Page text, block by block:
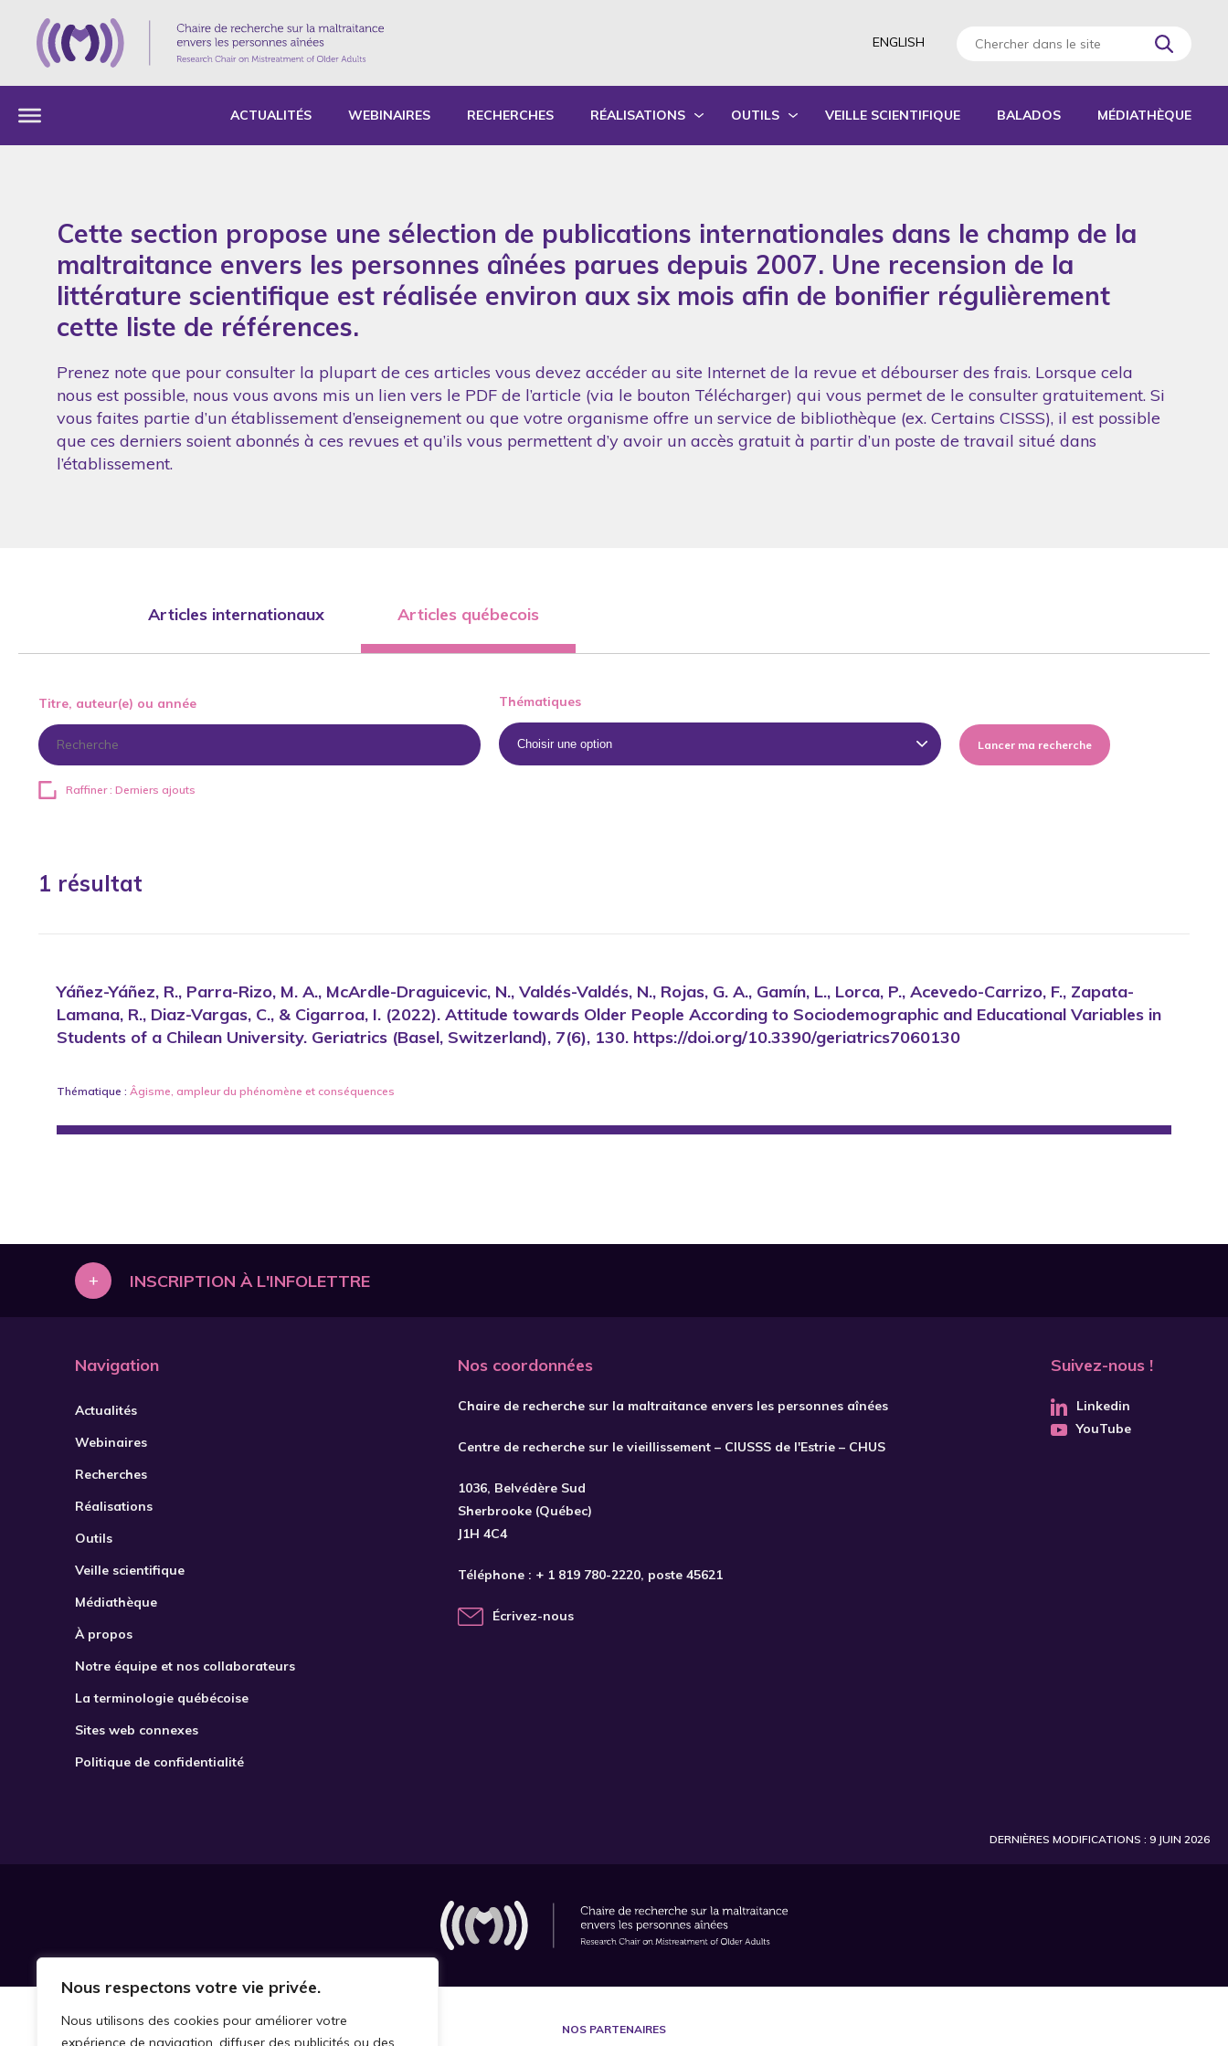
Nous respectons votre vie privée.
Nous utilisons des cookies pour améliorer votre
expérience de navigation, diffuser des publicités ou des
ENGLISH
ACTUALITÉS WEBINAIRES RECHERCHES RÉALISATIONS
SYNTHÈSE DES RAPPORTS ANNUELS D’ACTIVITÉS
OUTILS
FORMATIONS
VEILLE SCIENTIFIQUE BALADOS MÉDIATHÈQUE
Cette section propose une sélection de publications internationales dans le champ de la
maltraitance envers les personnes aînées parues depuis 2007. Une recension de la
littérature scientifique est réalisée environ aux six mois afin de bonifier régulièrement
cette liste de références.
Prenez note que pour consulter la plupart de ces articles vous devez accéder au site Internet de la revue et débourser des frais. Lorsque cela
nous est possible, nous vous avons mis un lien vers le PDF de l’article (via le bouton Télécharger) qui vous permet de le consulter gratuitement. Si
vous faites partie d’un établissement d’enseignement ou que votre organisme offre un service de bibliothèque (ex. Certains CISSS), il est possible
que ces derniers soient abonnés à ces revues et qu’ils vous permettent d’y avoir un accès gratuit à partir d’un poste de travail situé dans
l’établissement.
Articles internationaux Articles québecois
Titre, auteur(e) ou année Thématiques
Lancer ma recherche
Raffiner : Derniers ajouts
1 résultat
Yáñez-Yáñez, R., Parra-Rizo, M. A., McArdle-Draguicevic, N., Valdés-Valdés, N., Rojas, G. A., Gamín, L., Lorca, P., Acevedo-Carrizo, F., Zapata-
Lamana, R., Diaz-Vargas, C., & Cigarroa, I. (2022). Attitude towards Older People According to Sociodemographic and Educational Variables in
Students of a Chilean University. Geriatrics (Basel, Switzerland), 7(6), 130. https://doi.org/10.3390/geriatrics7060130
Thématique : Âgisme, ampleur du phénomène et conséquences
+ INSCRIPTION À L'INFOLETTRE
Navigation
Actualités
Webinaires
Recherches
Réalisations
Outils
Veille scientifique
Médiathèque
À propos
Notre équipe et nos collaborateurs
La terminologie québécoise
Sites web connexes
Politique de confidentialité
Nos coordonnées
Chaire de recherche sur la maltraitance envers les personnes aînées
Centre de recherche sur le vieillissement – CIUSSS de l'Estrie – CHUS
1036, Belvédère Sud
Sherbrooke (Québec)
J1H 4C4
Téléphone : + 1 819 780-2220, poste 45621
Écrivez-nous
Suivez-nous !
Linkedin
YouTube
DERNIÈRES MODIFICATIONS : 9 JUIN 2026
NOS PARTENAIRES